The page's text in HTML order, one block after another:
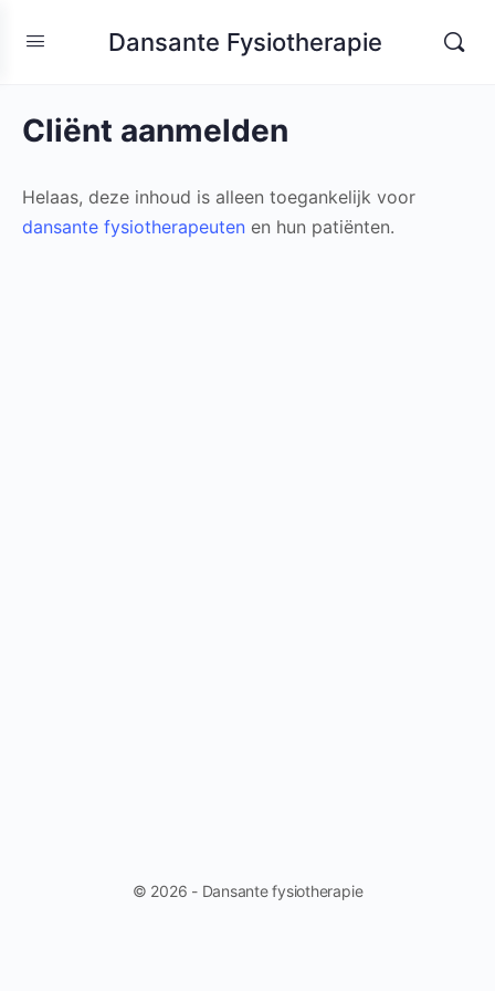
Dansante Fysiotherapie
Cliënt aanmelden
Helaas, deze inhoud is alleen toegankelijk voor
dansante fysiotherapeuten en hun patiënten.
© 2026 - Dansante fysiotherapie